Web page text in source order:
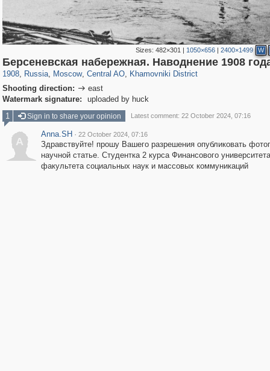
Sizes:482×301 | 1050×656 |2400×1499 W
Берсеневская набережная. Наводнение 1908
1908, Russia
1,406,145 29,243
, Moscow
319,779 8,286
, Central AO
159,978 5,916
, Khamovniki District
19,394 722
Shooting direction:  east
Watermark signature:
uploaded by huck
1
Sign in to share your opinion Latest comment: 22 October 2024, 07:16
A
Anna.SH · 22 October 2024, 07:16
Здравствуйте! прошу Вашего разрешения опубликовать
научной статье. Студентка 2 курса Финансового
факультета социальных наук и массовых коммуникаций